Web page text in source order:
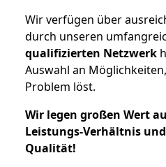
Wir verfügen über
durch unseren
qualifizierten Netzwerk
Auswahl an
Problem löst.
Wir legen großen Wert
Leistungs-Verhältnis
Qualität!